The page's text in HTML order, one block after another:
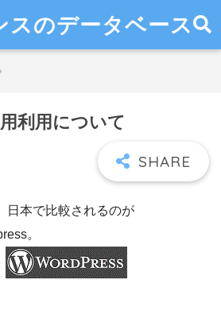
スのデータベース
利用について
日本で比較されるのが
。